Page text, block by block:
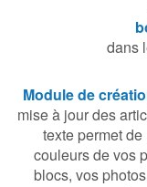
dans
Module de
mise à jour des
texte permet
couleurs de vos
blocs, vos